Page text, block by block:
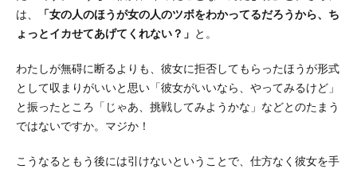
は、
「女の人のほうが女の人のツボをわかってるだろうから、ち
ょっとイカせてあげてくれない？」 と。
わたしが無碍に断るよりも、彼女に拒否してもらったほうが形式
として収まりがいいと思い「彼女がいいなら、やってみるけど」
と振ったところ「じゃあ、挑戦してみようかな」などとのたまう
ではないですか。マジか！
こうなるともう後には引けないということで、仕方なく彼女を手